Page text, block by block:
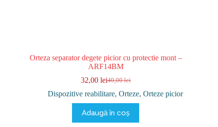
Orteza separator degete picior cu protectie mont –
ARF14BM
40,00lei
Prețul
inițial
a
fost:
40,00 lei.
32,00 leiPrețul
curent
este:
32,00 lei.
Dispozitive reabilitare,Orteze,Orteze picior
Adaugă în coș